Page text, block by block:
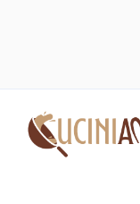
contenuto